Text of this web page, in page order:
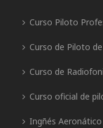
Curso Piloto
Curso de Piloto
Curso de
Curso oficial de
Ingñés Aeronático